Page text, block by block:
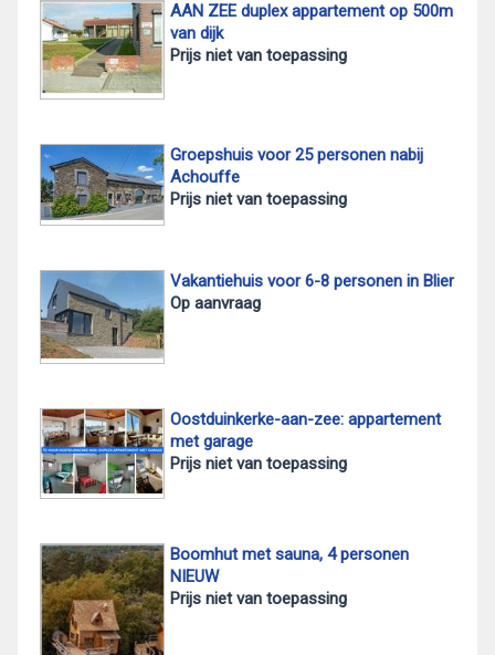
AAN ZEE duplex appartement op 500m
van dijk
Prijs niet van toepassing
Groepshuis voor 25 personen nabij
Achouffe
Prijs niet van toepassing
Vakantiehuis voor 6-8 personen in Blier
Op aanvraag
Oostduinkerke-aan-zee: appartement
met garage
Prijs niet van toepassing
Boomhut met sauna, 4 personen
NIEUW
Prijs niet van toepassing